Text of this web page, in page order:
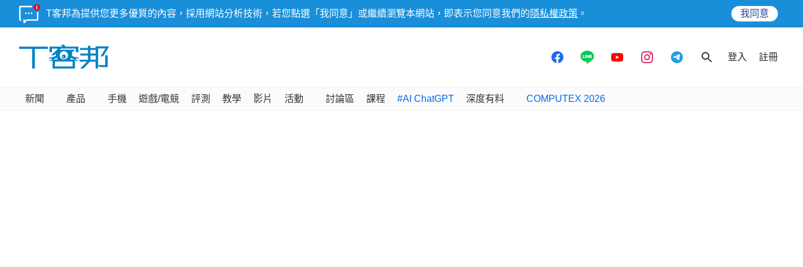
T客邦為提供您更多優質的內容，採用網站分析技術，若您點選「我同意」或繼續瀏覽本網站，即表示您同意我們的 隱私權政策 。 我同意
登入 註冊
新聞 產品 手機 遊戲/電競 評測 教學 影片 活動 討論區 課程 #AI ChatGPT 深度有料 COMPUTEX 2026